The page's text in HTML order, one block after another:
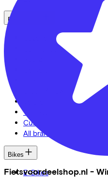
Fietsvoordeelshop.nl -
Bike brands
Cannondale
Van Raam
Cube
All brands
Bikes
E-Bikes